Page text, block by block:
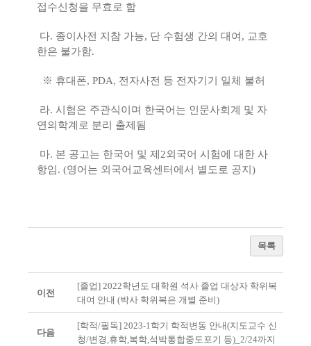
접수신청을 무효로 함
다. 종이사전 지참 가능, 단 수험생 간의 대여, 교호
한은 불가함.
※ 휴대폰, PDA, 전자사전 등 전자기기 일체 불허
라. 시험은 주관식이며 한국어는 인문사회계 및 자
연의학계로 분리 출제됨
마. 본 공고는 한국어 및 제2외국어 시험에 대한 사
항임. (영어는 외국어교육센터에서 별도로 공지)
목록
이전
[졸업] 2022학년도 대학원 석사 졸업 대상자 학위복
대여 안내 (박사 학위복은 개별 준비)
다음
[학적/필독] 2023-1학기 학적변동 안내(지도교수 신
청/변경,휴학,복학,석박통합중도포기 등)_2/24까지